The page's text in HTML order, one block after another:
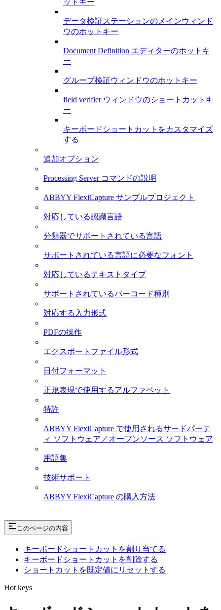
ットキー
データ検証ステーションのメインウィンド
ウのホットキー
Document Definition エディターのホットキ
ー
グループ検証ウィンドウのホットキー
field verifier ウィンドウのショートカットキ
ー
キーボードショートカットをカスタマイズ
する
追加オプション
Processing Server コマンドの説明
ABBYY FlexiCapture サンプルプロジェクト
対応している認識言語
分類器でサポートされている言語
サポートされている言語に必要なフォント
対応しているテキストタイプ
サポートされているバーコード種別
対応する入力形式
PDFの操作
エクスポートファイル形式
日付フォーマット
正規表現で使用するアルファベット
特許
ABBYY FlexiCapture で使用されるサードパーテ
ィ ソフトウェア／オープンソース ソフトウェア
用語集
技術サポート
ABBYY FlexiCapture の購入方法
このページの内容
キーボードショートカットを割り当てる
キーボードショートカットを削除する
ショートカットを既定値にリセットする
Hot keys